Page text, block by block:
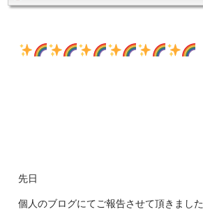
先日
個人のブログにてご報告させて頂きました